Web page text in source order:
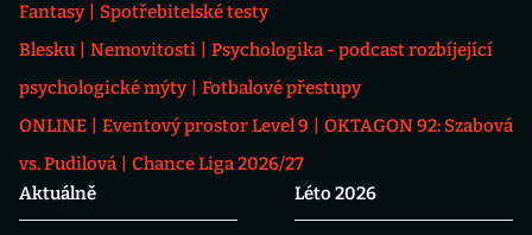
Fantasy
Spotřebitelské testy
Blesku
Nemovitosti
Psychologika - podcast rozbíjející
psychologické mýty
Fotbalové přestupy
ONLINE
Eventový prostor Level 9
OKTAGON 92: Szabová
vs. Pudilová
Chance Liga 2026/27
Aktuálně
Léto 2026